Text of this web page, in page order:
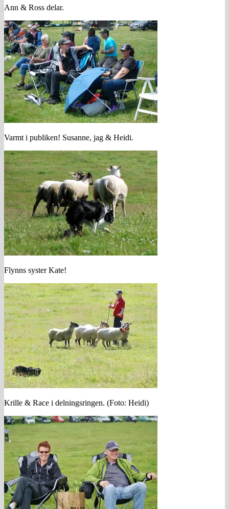
Ann & Ross delar.
Varmt i publiken! Susanne, jag & Heidi.
Flynns syster Kate!
Krille & Race i delningsringen. (Foto: Heidi)